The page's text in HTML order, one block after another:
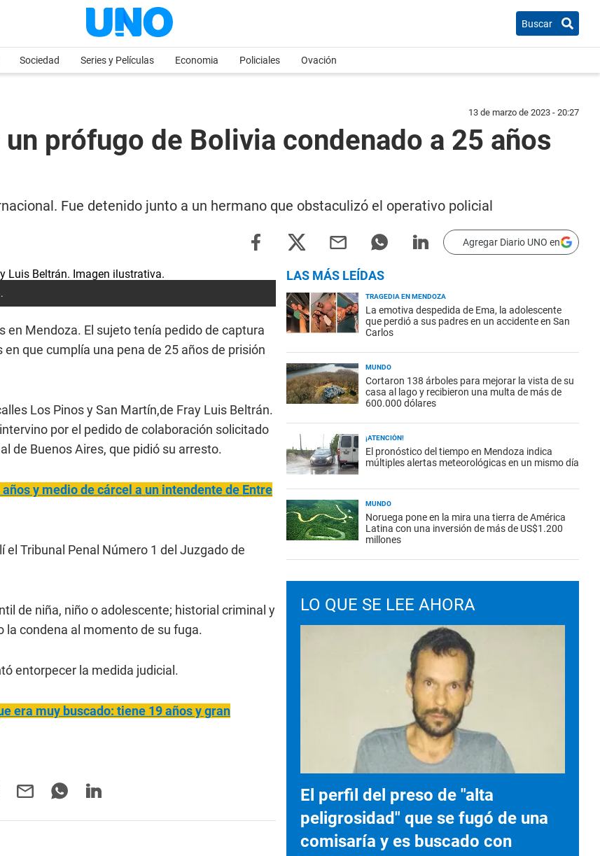
Buscar
Sociedad Series y Películas Economia Policiales Ovación
13 de marzo de 2023 - 20:27
prófugo de Bolivia condenado a 25 años
Fue detenido junto a un hermano que obstaculizó el operativo policial
Agregar Diario UNO en
en Mendoza. El sujeto tenía pedido de captura
que cumplía una pena de 25 años de prisión
Los Pinos y San Martín,de Fray Luis Beltrán.
por el pedido de colaboración solicitado
de Buenos Aires, que pidió su arresto.
y medio de cárcel a un intendente de Entre
el Tribunal Penal Número 1 del Juzgado de
de niña, niño o adolescente; historial criminal y
la condena al momento de su fuga.
entorpecer la medida judicial.
era muy buscado: tiene 19 años y gran
LAS MÁS LEÍDAS
TRAGEDIA EN MENDOZA
La emotiva despedida de Ema, la adolescente
que perdió a sus padres en un accidente en San
Carlos
MUNDO
Cortaron 138 árboles para mejorar la vista de su
casa al lago y recibieron una multa de más de
600.000 dólares
¡ATENCIÓN!
El pronóstico del tiempo en Mendoza indica
múltiples alertas meteorológicas en un mismo día
MUNDO
Noruega pone en la mira una tierra de América
Latina con una inversión de más de US$1.200
millones
LO QUE SE LEE AHORA
El perfil del preso de "alta
peligrosidad" que se fugó de una
comisaría y es buscado con